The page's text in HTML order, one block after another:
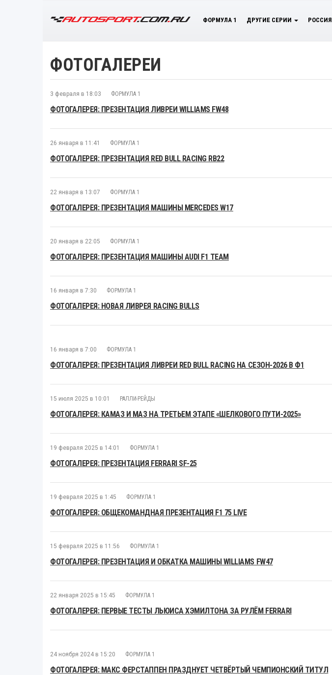
ФОРМУЛА 1 ДРУГИЕ СЕРИИ РОССИЯ
ФОТОГАЛЕРЕИ
3 февраля в 18:03 ФОРМУЛА 1
ФОТОГАЛЕРЕЯ: ПРЕЗЕНТАЦИЯ ЛИВРЕИ WILLIAMS FW48
26 января в 11:41 ФОРМУЛА 1
ФОТОГАЛЕРЕЯ: ПРЕЗЕНТАЦИЯ RED BULL RACING RB22
22 января в 13:07 ФОРМУЛА 1
ФОТОГАЛЕРЕЯ: ПРЕЗЕНТАЦИЯ МАШИНЫ MERCEDES W17
20 января в 22:05 ФОРМУЛА 1
ФОТОГАЛЕРЕЯ: ПРЕЗЕНТАЦИЯ МАШИНЫ AUDI F1 TEAM
16 января в 7:30 ФОРМУЛА 1
ФОТОГАЛЕРЕЯ: НОВАЯ ЛИВРЕЯ RACING BULLS
16 января в 7:00 ФОРМУЛА 1
ФОТОГАЛЕРЕЯ: ПРЕЗЕНТАЦИЯ ЛИВРЕИ RED BULL RACING НА СЕЗОН-2026 В Ф1
15 июля 2025 в 10:01 РАЛЛИ-РЕЙДЫ
ФОТОГАЛЕРЕЯ: КАМАЗ И МАЗ НА ТРЕТЬЕМ ЭТАПЕ «ШЕЛКОВОГО ПУТИ-2025»
19 февраля 2025 в 14:01 ФОРМУЛА 1
ФОТОГАЛЕРЕЯ: ПРЕЗЕНТАЦИЯ FERRARI SF-25
19 февраля 2025 в 1:45 ФОРМУЛА 1
ФОТОГАЛЕРЕЯ: ОБЩЕКОМАНДНАЯ ПРЕЗЕНТАЦИЯ F1 75 LIVE
15 февраля 2025 в 11:56 ФОРМУЛА 1
ФОТОГАЛЕРЕЯ: ПРЕЗЕНТАЦИЯ И ОБКАТКА МАШИНЫ WILLIAMS FW47
22 января 2025 в 15:45 ФОРМУЛА 1
ФОТОГАЛЕРЕЯ: ПЕРВЫЕ ТЕСТЫ ЛЬЮИСА ХЭМИЛТОНА ЗА РУЛЁМ FERRARI
24 ноября 2024 в 15:20 ФОРМУЛА 1
ФОТОГАЛЕРЕЯ: МАКС ФЕРСТАППЕН ПРАЗДНУЕТ ЧЕТВЁРТЫЙ ЧЕМПИОНСКИЙ ТИТУЛ